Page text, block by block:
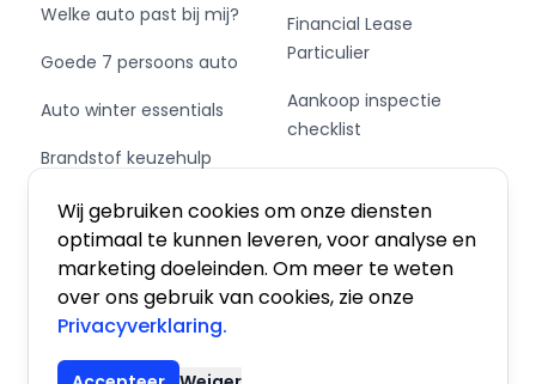
Wij gebruiken cookies om onze diensten
optimaal te kunnen leveren, voor analyse en
marketing doeleinden. Om meer te weten
over ons gebruik van cookies, zie onze
Privacyverklaring.
Welke auto past bij mij?
Goede 7 persoons auto
Auto winter essentials
Brandstof keuzehulp
Schakel of automaat?
Financial Lease
Particulier
Aankoop inspectie
checklist
Private Leasen,
Financieren of Kopen?